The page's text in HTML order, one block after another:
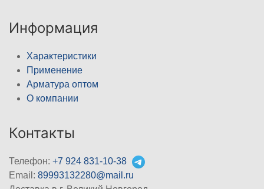
Информация
Характеристики
Применение
Арматура оптом
О компании
Контакты
Телефон: +7 924 831-10-38
Email: 89993132280@mail.ru